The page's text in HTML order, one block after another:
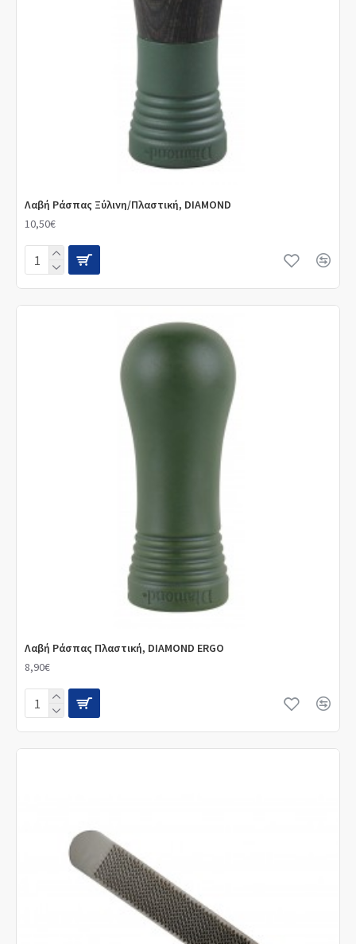
Λαβή Ράσπας Ξύλινη/Πλαστική, DIAMOND
10,50€
Λαβή Ράσπας Πλαστική, DIAMOND ERGO
8,90€